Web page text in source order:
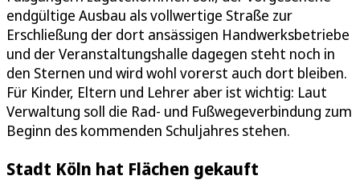
endgültige Ausbau als vollwertige Straße zur
Erschließung der dort ansässigen Handwerksbetriebe
und der Veranstaltungshalle dagegen steht noch in
den Sternen und wird wohl vorerst auch dort bleiben.
Für Kinder, Eltern und Lehrer aber ist wichtig: Laut
Verwaltung soll die Rad- und Fußwegeverbindung zum
Beginn des kommenden Schuljahres stehen.
Stadt Köln hat Flächen gekauft